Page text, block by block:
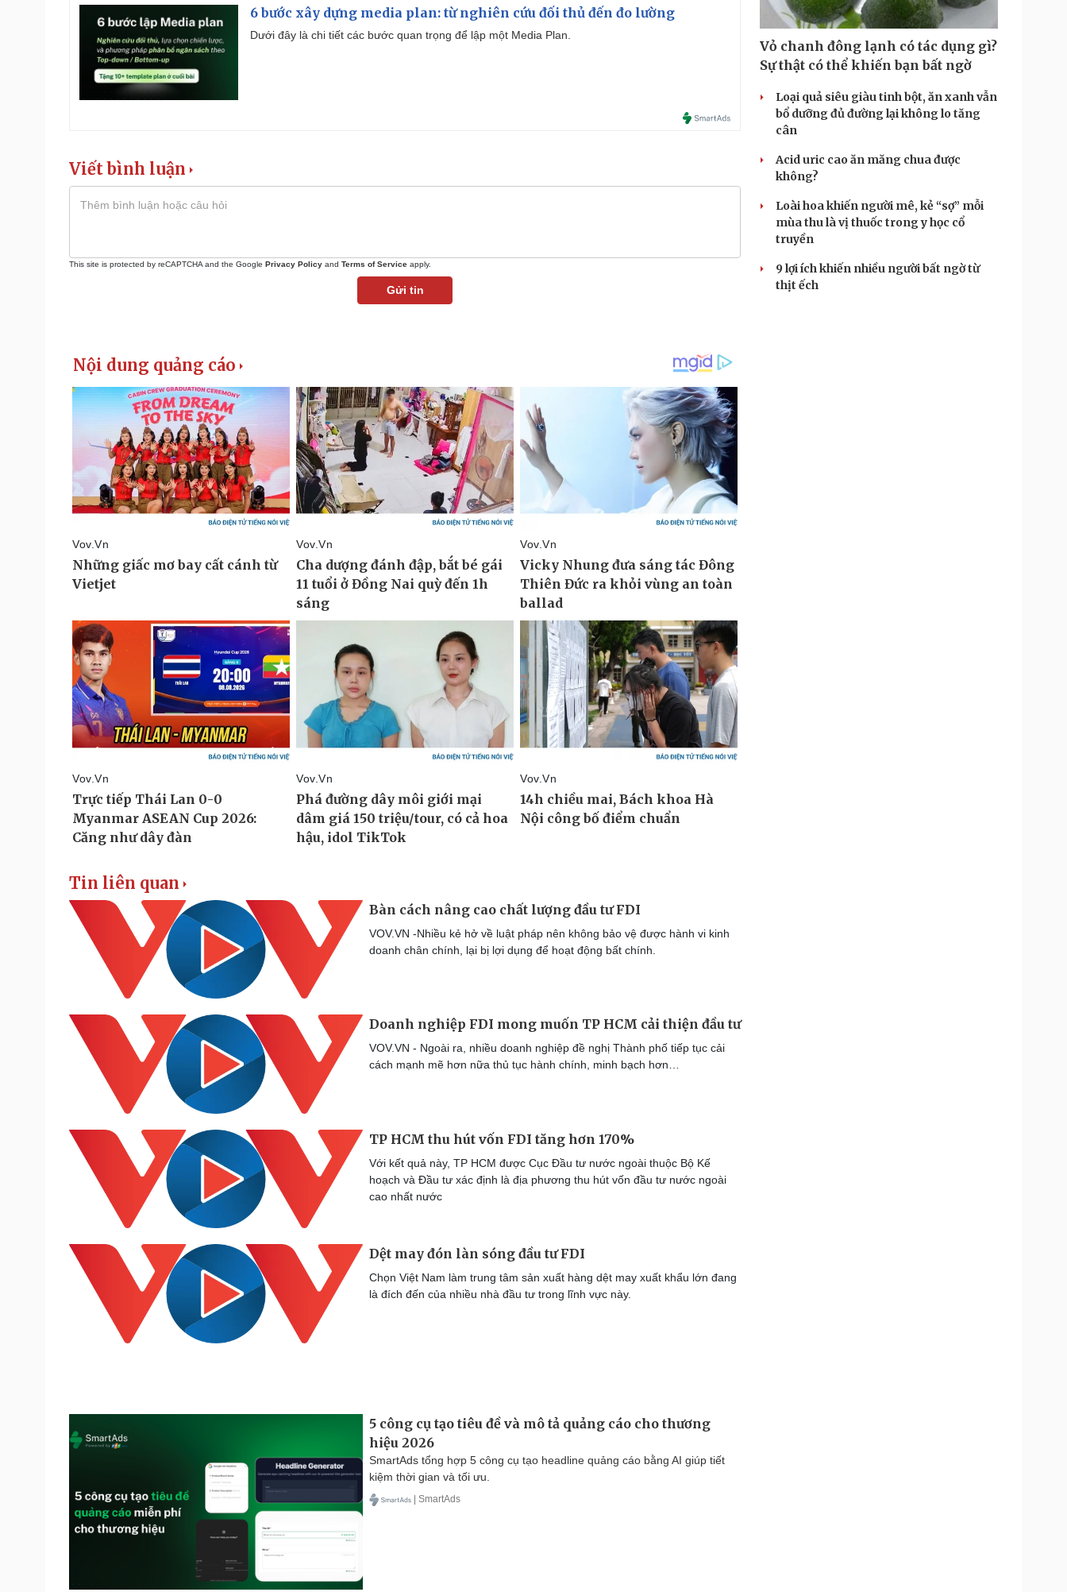
6 bước xây dựng media plan: từ nghiên cứu đối thủ đến đo lường
Dưới đây là chi tiết các bước quan trọng để lập một Media Plan.
Viết bình luận
This site is protected by reCAPTCHA and the Google Privacy Policy and Terms of Service apply.
Gửi tin
Tin liên quan
Bàn cách nâng cao chất lượng đầu tư FDI
VOV.VN -Nhiều kẻ hở về luật pháp nên không bảo vệ được hành vi kinh
doanh chân chính, lại bị lợi dụng để hoạt động bất chính.
Doanh nghiệp FDI mong muốn TP HCM cải thiện đầu tư
VOV.VN - Ngoài ra, nhiều doanh nghiệp đề nghị Thành phố tiếp tục cải
cách mạnh mẽ hơn nữa thủ tục hành chính, minh bạch hơn…
TP HCM thu hút vốn FDI tăng hơn 170%
Với kết quả này, TP HCM được Cục Đầu tư nước ngoài thuộc Bộ Kế
hoạch và Đầu tư xác định là địa phương thu hút vốn đầu tư nước ngoài
cao nhất nước
Dệt may đón làn sóng đầu tư FDI
Chọn Việt Nam làm trung tâm sản xuất hàng dệt may xuất khẩu lớn đang
là đích đến của nhiều nhà đầu tư trong lĩnh vực này.
5 công cụ tạo tiêu đề và mô tả quảng cáo cho thương
hiệu 2026
SmartAds tổng hợp 5 công cụ tạo headline quảng cáo bằng AI giúp tiết
kiệm thời gian và tối ưu.
| SmartAds
Vỏ chanh đông lạnh có tác dụng gì?
Sự thật có thể khiến bạn bất ngờ
Loại quả siêu giàu tinh bột, ăn xanh vẫn
bổ dưỡng đủ đường lại không lo tăng
cân
Acid uric cao ăn măng chua được
không?
Loài hoa khiến người mê, kẻ “sợ” mỗi
mùa thu là vị thuốc trong y học cổ
truyền
9 lợi ích khiến nhiều người bất ngờ từ
thịt ếch